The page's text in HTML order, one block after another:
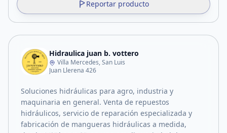
Reportar producto
Hidraulica juan b. vottero
Villa Mercedes, San Luis
Juan Llerena 426
Soluciones hidráulicas para agro, industria y
maquinaria en general. Venta de repuestos
hidráulicos, servicio de reparación especializada y
fabricación de mangueras hidráulicas a medida,